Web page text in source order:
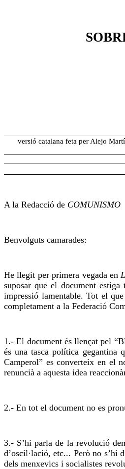
versió catalana feta per Alejo
A la Redacció de COMUNISMO
Benvolguts camarades:
He llegit per primera vegada en
suposar que el document estiga
impressió lamentable. Tot el
completament a la Federació
1.- El document és llençat pel
és una tasca política gegantina
Camperol” es converteix en el
renuncià a aquesta idea
2.- En tot el document no es
3.- S’hi parla de la revolució
d’oscil·lació, etc... Però no
dels menxevics i socialistes